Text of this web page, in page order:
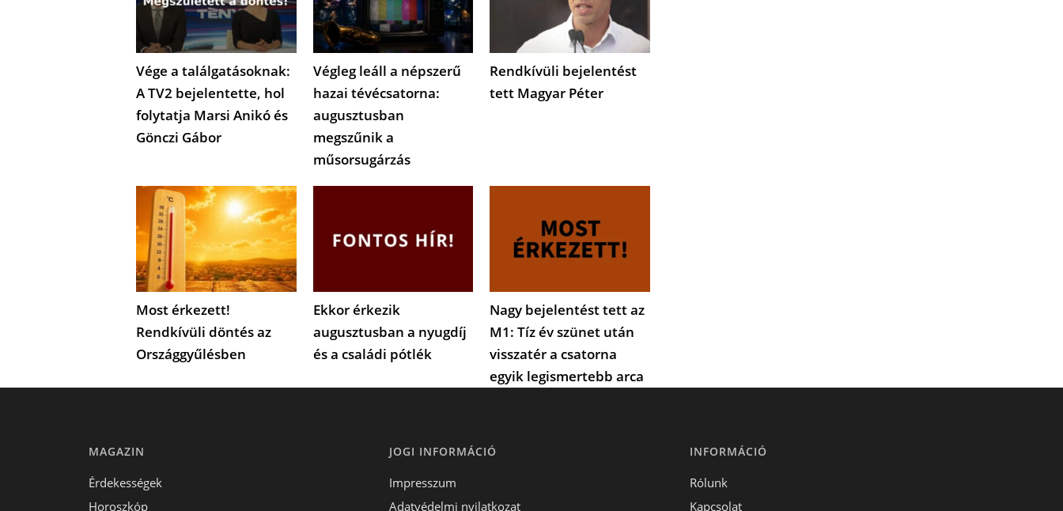
Vége a találgatásoknak:
A TV2 bejelentette, hol
folytatja Marsi Anikó és
Gönczi Gábor
Végleg leáll a népszerű
hazai tévécsatorna:
augusztusban
megszűnik a
műsorsugárzás
Rendkívüli bejelentést
tett Magyar Péter
Most érkezett!
Rendkívüli döntés az
Országgyűlésben
Ekkor érkezik
augusztusban a nyugdíj
és a családi pótlék
Nagy bejelentést tett az
M1: Tíz év szünet után
visszatér a csatorna
egyik legismertebb arca
MAGAZIN
Érdekességek
Horoszkóp
JOGI INFORMÁCIÓ
Impresszum
Adatvédelmi nyilatkozat
INFORMÁCIÓ
Rólunk
Kapcsolat